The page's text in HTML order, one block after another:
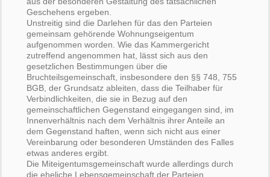
Geschehens ergeben.
Unstreitig sind die Darlehen für das den Parteien
gemeinsam gehörende Wohnungseigentum
aufgenommen worden. Wie das Kammergericht
zutreffend angenommen hat, lässt sich aus den
gesetzlichen Bestimmungen über die
Bruchteilsgemeinschaft, insbesondere den §§ 748, 755
BGB, der Grundsatz ableiten, dass die Teilhaber für
Verbindlichkeiten, die sie in Bezug auf den
gemeinschaftlichen Gegenstand eingegangen sind, im
Innenverhältnis nach dem Verhältnis ihrer Anteile an
dem Gegenstand haften, wenn sich nicht aus einer
Vereinbarung oder besonderen Umständen des Falles
etwas anderes ergibt.
Die Miteigentumsgemeinschaft wurde allerdings durch
die eheliche Lebensgemeinschaft der Parteien